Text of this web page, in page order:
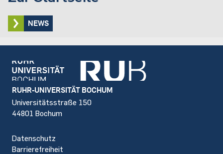
NEWS
Footer
RUHR-UNIVERSITÄT BOCHUM
Universitätsstraße 150
44801 Bochum
Datenschutz
Barrierefreiheit